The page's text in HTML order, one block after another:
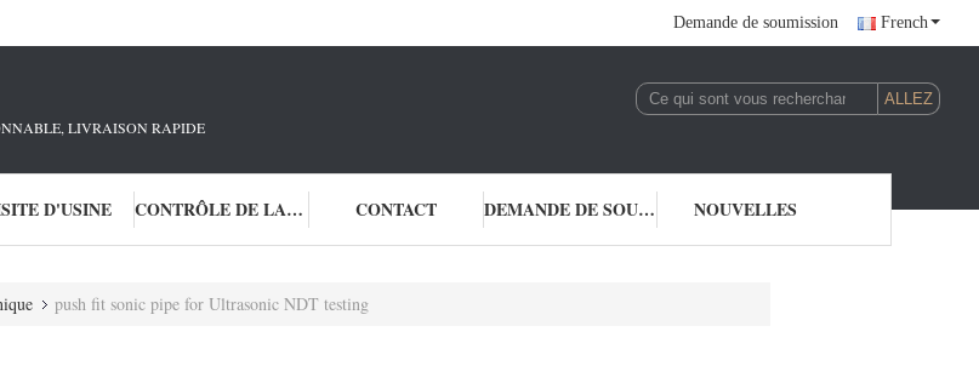
Demande de soumission French
LIVRAISON RAPIDE
D'USINE CONTRÔLE DE LA QUALITÉ CONTACT DEMANDE DE SOUMISSION NOUVELLES
push fit sonic pipe for Ultrasonic NDT testing